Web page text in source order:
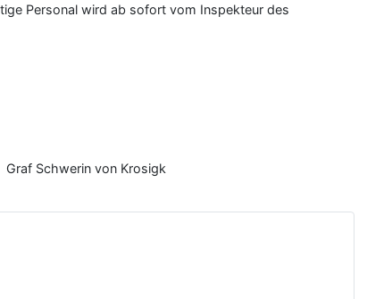
Personal wird ab sofort vom Inspekteur des
Graf Schwerin von Krosigk